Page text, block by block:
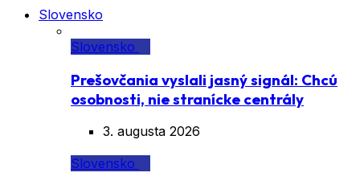
Slovensko
Slovensko
Prešovčania vyslali jasný signál: Chcú
osobnosti, nie stranícke centrály
3. augusta 2026
Slovensko